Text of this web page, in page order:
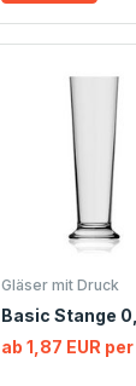
Gläser mit Druck
Basic Stange
ab 1,87 EUR per